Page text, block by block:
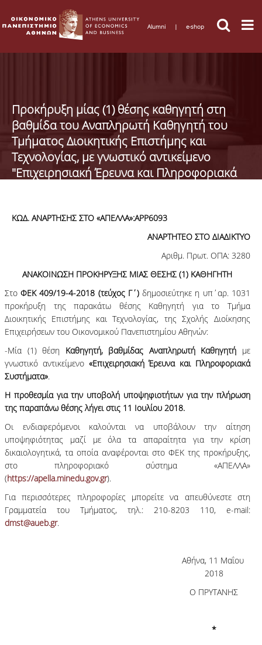
Alumni | e-shop
Προκήρυξη μίας (1) θέσης καθηγητή στη
βαθμίδα του Αναπληρωτή Καθηγητή του
Τμήματος Διοικητικής Επιστήμης και
Τεχνολογίας, με γνωστικό αντικείμενο
"Επιχειρησιακή Έρευνα και Πληροφοριακά
ΚΩΔ. ΑΝΑΡΤΗΣΗΣ ΣΤΟ «ΑΠΕΛΛΑ»:APP6093
ΑΝΑΡΤΗΤΕΟ ΣΤΟ ΔΙΑΔΙΚΤΥΟ
Αριθμ. Πρωτ. ΟΠΑ: 3280
ΑΝΑΚΟΙΝΩΣΗ ΠΡΟΚΗΡΥΞΗΣ ΜΙΑΣ ΘΕΣΗΣ (1) ΚΑΘΗΓΗΤΗ
ΣτοΦΕΚ 409/19-4-2018 (τεύχος Γ΄)δημοσιεύτηκε η υπ΄αρ. 1031
προκήρυξη της παρακάτω θέσης Καθηγητή για το Τμήμα
Διοικητικής Επιστήμης και Τεχνολογίας, της Σχολής Διοίκησης
Επιχειρήσεων του Οικονομικού Πανεπιστημίου Αθηνών:
-Μία (1) θέση Καθηγητή, βαθμίδας Αναπληρωτή Καθηγητή με
γνωστικό αντικείμενο «Επιχειρησιακή Έρευνα και Πληροφοριακά
Συστήματα».
Η προθεσμία για την υποβολή υποψηφιοτήτων για την πλήρωση
της παραπάνω θέσης λήγει στις 11 Ιουλίου 2018.
Οι ενδιαφερόμενοι καλούνται να υποβάλουν την αίτηση
υποψηφιότητας μαζί με όλα τα απαραίτητα για την κρίση
δικαιολογητικά, τα οποία αναφέρονται στο ΦΕΚ της προκήρυξης,
στο πληροφοριακό σύστημα «ΑΠΕΛΛΑ»
(https://apella.minedu.gov.gr).
Για περισσότερες πληροφορίες μπορείτε να απευθύνεστε στη
Γραμματεία του Τμήματος, τηλ.: 210-8203 110, e-mail:
dmst@aueb.gr.
Αθήνα, 11 Μαΐου
2018
Ο ΠΡΥΤΑΝΗΣ
*